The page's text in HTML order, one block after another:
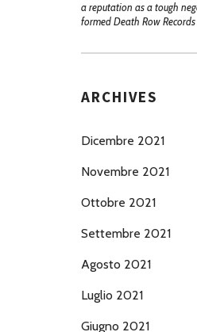
a reputation as a tough
formed Death Row Records
ARCHIVES
Dicembre 2021
Novembre 2021
Ottobre 2021
Settembre 2021
Agosto 2021
Luglio 2021
Giugno 2021